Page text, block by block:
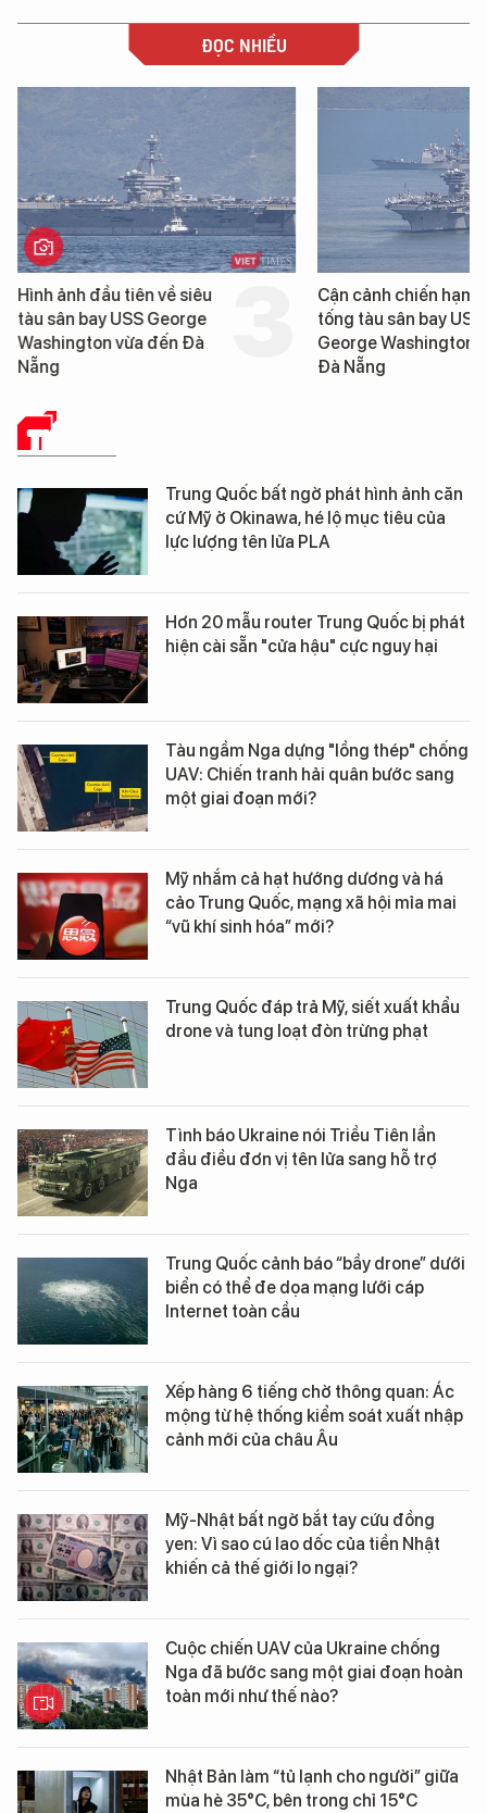
ĐỌC NHIỀU
Hình ảnh đầu tiên về siêu
tàu sân bay USS George
Washington vừa đến Đà
Nẵng
Cận cảnh chiến hạm
tống tàu sân bay USS
George Washington
Đà Nẵng
THẾ GIỚI
Trung Quốc bất ngờ phát hình ảnh căn
cứ Mỹ ở Okinawa, hé lộ mục tiêu của
lực lượng tên lửa PLA
Hơn 20 mẫu router Trung Quốc bị phát
hiện cài sẵn "cửa hậu" cực nguy hại
Tàu ngầm Nga dựng "lồng thép" chống
UAV: Chiến tranh hải quân bước sang
một giai đoạn mới?
Mỹ nhắm cả hạt hướng dương và há
cảo Trung Quốc, mạng xã hội mỉa mai
“vũ khí sinh hóa” mới?
Trung Quốc đáp trả Mỹ, siết xuất khẩu
drone và tung loạt đòn trừng phạt
Tình báo Ukraine nói Triều Tiên lần
đầu điều đơn vị tên lửa sang hỗ trợ
Nga
Trung Quốc cảnh báo “bầy drone” dưới
biển có thể đe dọa mạng lưới cáp
Internet toàn cầu
Xếp hàng 6 tiếng chờ thông quan: Ác
mộng từ hệ thống kiểm soát xuất nhập
cảnh mới của châu Âu
Mỹ-Nhật bất ngờ bắt tay cứu đồng
yen: Vì sao cú lao dốc của tiền Nhật
khiến cả thế giới lo ngại?
Cuộc chiến UAV của Ukraine chống
Nga đã bước sang một giai đoạn hoàn
toàn mới như thế nào?
Nhật Bản làm “tủ lạnh cho người” giữa
mùa hè 35°C, bên trong chỉ 15°C